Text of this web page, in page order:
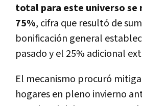
total para este universo se
75%, cifra que resultó de
bonificación general
pasado y el 25% adicional
El mecanismo procuró
hogares en pleno invierno